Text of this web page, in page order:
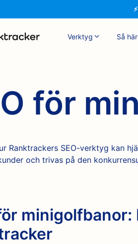
Verktyg Så
för
Ranktrackers SEO-verktyg kan
och trivas på den